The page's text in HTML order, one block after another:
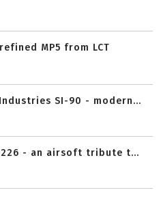
MP5 from LCT
SI-90 - modern...
226 - an airsoft tribute t...